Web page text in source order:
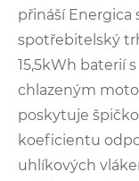
přináší Energica
spotřebitelský
15,5kWh baterií
chlazeným
poskytuje
koeficientu
uhlíkových